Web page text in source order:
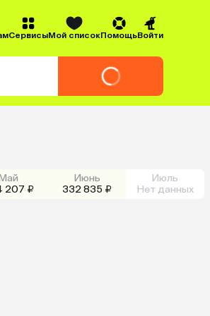
СервисыМой списокПомощьВойти
207 ₽
Июнь
332 835 ₽
Июль
Нет данных